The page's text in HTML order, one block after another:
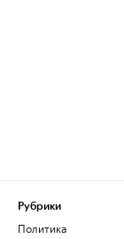
Рубрики
Политика